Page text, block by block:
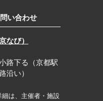
い合わせ
なび）
路下る（京都駅
沿い）
は、主催者・施設